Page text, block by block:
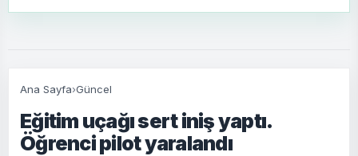
Ana Sayfa›Güncel
Eğitim uçağı sert iniş yaptı.
Öğrenci pilot yaralandı